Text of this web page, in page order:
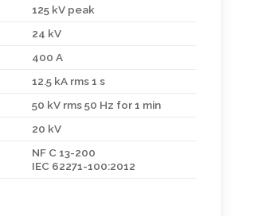
125 kV peak
24 kV
400 A
12.5 kA rms 1 s
50 kV rms 50 Hz for 1 min
20 kV
NF C 13-200
IEC 62271-100:2012